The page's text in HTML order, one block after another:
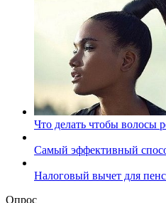
Что делать чтобы волосы
Самый эффективный
Налоговый вычет для
Опрос